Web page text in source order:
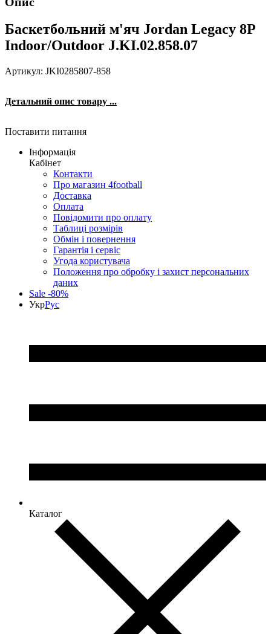
Баскетбольний м'яч Jordan Legacy 8P
Indoor/Outdoor J.KI.02.858.07
Артикул: JKI0285807-858
Детальний опис товару ...
Поставити питання
Інформація
Кабінет
Контакти
Про магазин 4football
Доставка
Оплата
Повідомити про оплату
Таблиці розмірів
Обмін і повернення
Гарантія і сервіс
Угода користувача
Положення про обробку і захист персональних
даних
Sale -80%
УкрРус
Каталог